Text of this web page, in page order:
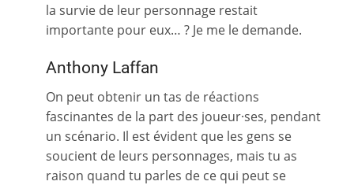
la survie de leur personnage restait
importante pour eux… ? Je me le demande.
Anthony Laffan
On peut obtenir un tas de réactions
fascinantes de la part des joueur·ses, pendant
un scénario. Il est évident que les gens se
soucient de leurs personnages, mais tu as
raison quand tu parles de ce qui peut se